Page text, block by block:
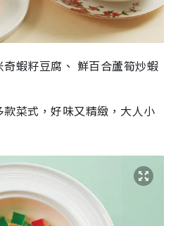
奇蝦籽豆腐、 鮮百合蘆筍炒蝦
菜式，好味又精緻，大人小